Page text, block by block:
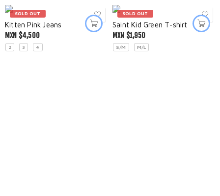
SOLD OUT
Kitten Pink Jeans
MXN $4,500
2 3 4
SOLD OUT
Saint Kid Green T-shirt
MXN $1,950
S/M M/L